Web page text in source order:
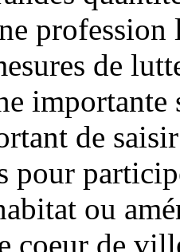
profession
de
de
pour
ou
coeur de